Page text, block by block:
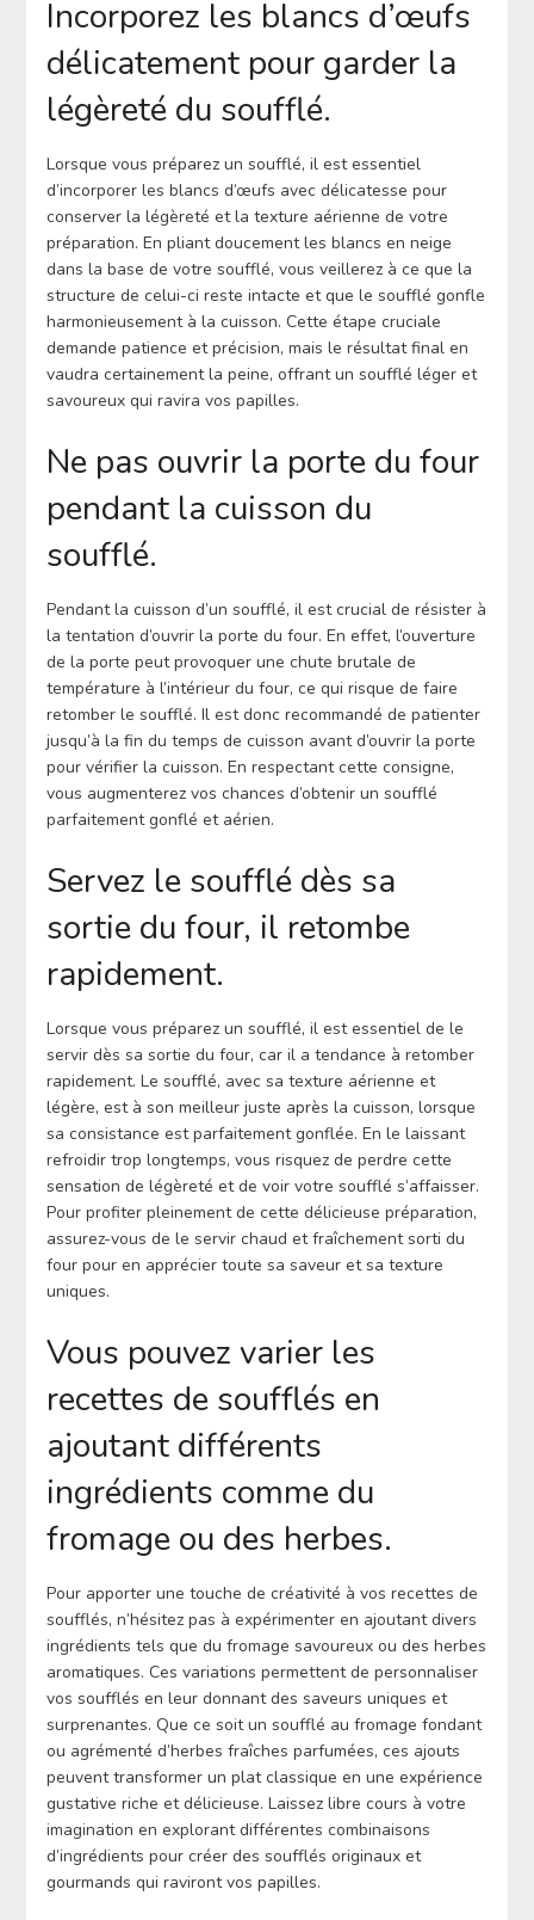
Incorporez les blancs d’œufs
délicatement pour garder la
légèreté du soufflé.
Lorsque vous préparez un soufflé, il est essentiel
d’incorporer les blancs d’œufs avec délicatesse pour
conserver la légèreté et la texture aérienne de votre
préparation. En pliant doucement les blancs en neige
dans la base de votre soufflé, vous veillerez à ce que la
structure de celui-ci reste intacte et que le soufflé gonfle
harmonieusement à la cuisson. Cette étape cruciale
demande patience et précision, mais le résultat final en
vaudra certainement la peine, offrant un soufflé léger et
savoureux qui ravira vos papilles.
Ne pas ouvrir la porte du four
pendant la cuisson du
soufflé.
Pendant la cuisson d’un soufflé, il est crucial de résister à
la tentation d’ouvrir la porte du four. En effet, l’ouverture
de la porte peut provoquer une chute brutale de
température à l’intérieur du four, ce qui risque de faire
retomber le soufflé. Il est donc recommandé de patienter
jusqu’à la fin du temps de cuisson avant d’ouvrir la porte
pour vérifier la cuisson. En respectant cette consigne,
vous augmenterez vos chances d’obtenir un soufflé
parfaitement gonflé et aérien.
Servez le soufflé dès sa
sortie du four, il retombe
rapidement.
Lorsque vous préparez un soufflé, il est essentiel de le
servir dès sa sortie du four, car il a tendance à retomber
rapidement. Le soufflé, avec sa texture aérienne et
légère, est à son meilleur juste après la cuisson, lorsque
sa consistance est parfaitement gonflée. En le laissant
refroidir trop longtemps, vous risquez de perdre cette
sensation de légèreté et de voir votre soufflé s’affaisser.
Pour profiter pleinement de cette délicieuse préparation,
assurez-vous de le servir chaud et fraîchement sorti du
four pour en apprécier toute sa saveur et sa texture
uniques.
Vous pouvez varier les
recettes de soufflés en
ajoutant différents
ingrédients comme du
fromage ou des herbes.
Pour apporter une touche de créativité à vos recettes de
soufflés, n’hésitez pas à expérimenter en ajoutant divers
ingrédients tels que du fromage savoureux ou des herbes
aromatiques. Ces variations permettent de personnaliser
vos soufflés en leur donnant des saveurs uniques et
surprenantes. Que ce soit un soufflé au fromage fondant
ou agrémenté d’herbes fraîches parfumées, ces ajouts
peuvent transformer un plat classique en une expérience
gustative riche et délicieuse. Laissez libre cours à votre
imagination en explorant différentes combinaisons
d’ingrédients pour créer des soufflés originaux et
gourmands qui raviront vos papilles.